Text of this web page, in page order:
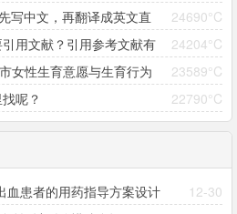
24690°C
写中文，再翻译成英文直
24204°C
用文献？引用参考文献有
23589°C
女性生育意愿与生育行为
22790°C
呢？
12-30
血患者的用药指导方案设计